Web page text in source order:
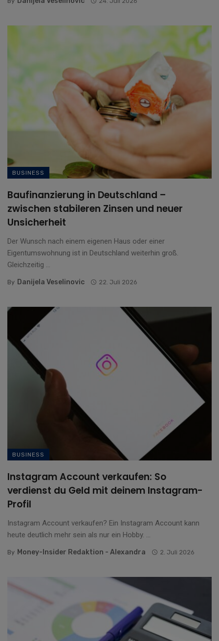
BUSINESS
Baufinanzierung in Deutschland –
zwischen stabileren Zinsen und neuer
Unsicherheit
Der Wunsch nach einem eigenen Haus oder einer
Eigentumswohnung ist in Deutschland weiterhin groß.
Gleichzeitig ...
By Danijela Veselinovic 22. Juli 2026
BUSINESS
Instagram Account verkaufen: So
verdienst du Geld mit deinem Instagram-
Profil
Instagram Account verkaufen? Ein Instagram Account kann
heute deutlich mehr sein als nur ein Hobby. ...
By Money-Insider Redaktion - Alexandra 2. Juli 2026